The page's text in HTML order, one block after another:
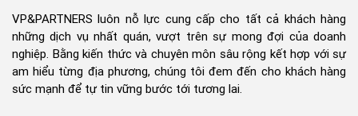
VP&PARTNERS luôn nỗ lực cung cấp cho tất cả khách hàng
những dịch vụ nhất quán, vượt trên sự mong đợi của doanh
nghiệp. Bằng kiến thức và chuyên môn sâu rộng kết hợp với sự
am hiểu từng địa phương, chúng tôi đem đến cho khách hàng
sức mạnh để tự tin vững bước tới tương lai.